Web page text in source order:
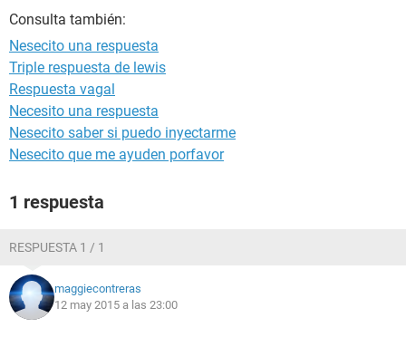
Consulta también:
Nesecito una respuesta
Triple respuesta de lewis
Respuesta vagal
Necesito una respuesta
Nesecito saber si puedo inyectarme
Nesecito que me ayuden porfavor
1 respuesta
RESPUESTA 1 / 1
maggiecontreras
12 may 2015 a las 23:00